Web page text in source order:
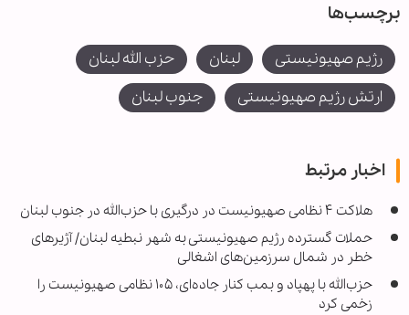
برچسب‌ها
رژیم صهیونیستی لبنان
حزب الله لبنان
ارتش رژیم صهیونیستی
جنوب لبنان
اخبار مرتبط
هلاکت ۴ نظامی صهیونیست در درگیری با حزب‌الله در جنوب لبنان
حملات گسترده رژیم صهیونیستی به شهر نبطیه لبنان/ آژیرهای
خطر در شمال سرزمین‌های اشغالی
حزب‌الله با پهپاد و بمب کنار جاده‌ای، ۱۰۵ نظامی صهیونیست را
زخمی کرد